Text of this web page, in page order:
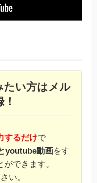
たい方はメル
するだけで
youtube動画をす
できます。
い。